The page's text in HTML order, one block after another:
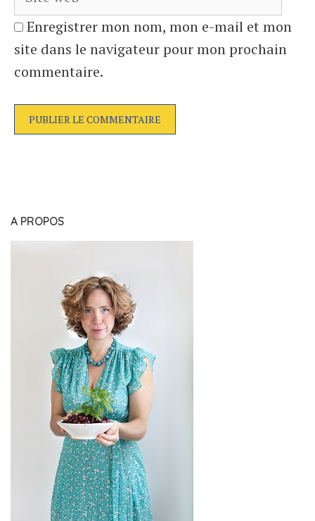
Enregistrer mon nom, mon e-mail et mon
site dans le navigateur pour mon prochain
commentaire.
A PROPOS